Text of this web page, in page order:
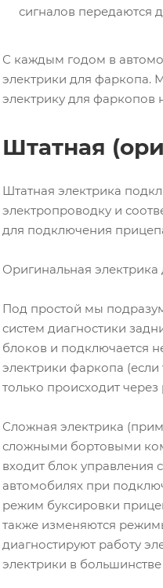
сигналов передаются
С каждым годом в
электрики для фаркопа.
электрику для фаркопов
Штатная
Штатная электрика
электропроводку и
для подключения
Оригинальная
Под простой мы
систем диагностики
блоков и подключается
электрики фаркопа
только происходит
Сложная электрика
сложными бортовыми
входит блок
автомобилях при
режим буксировки
также изменяются
диагностируют работу
электрики в